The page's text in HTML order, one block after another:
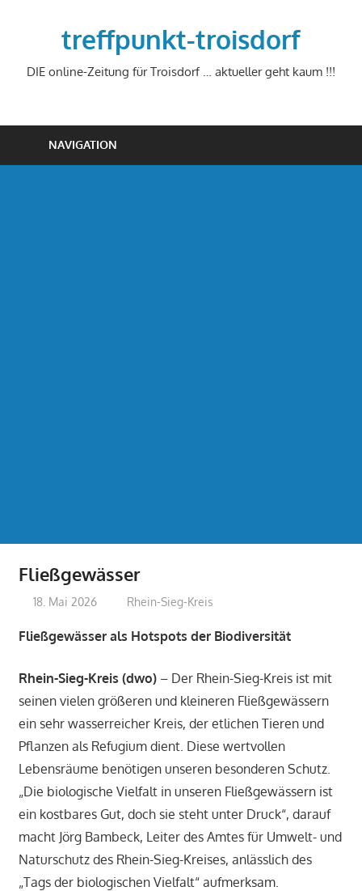
treffpunkt-troisdorf
DIE online-Zeitung für Troisdorf … aktueller geht kaum !!!
NAVIGATION
Fließgewässer
18. Mai 2026 treffpunkt
Rhein-Sieg-Kreis
Fließgewässer als Hotspots der Biodiversität
Rhein-Sieg-Kreis (dwo)– Der Rhein-Sieg-Kreis ist mit
seinen vielen größeren und kleineren Fließgewässern
ein sehr wasserreicher Kreis, der etlichen Tieren und
Pflanzen als Refugium dient. Diese wertvollen
Lebensräume benötigen unseren besonderen Schutz.
„Die biologische Vielfalt in unseren Fließgewässern ist
ein kostbares Gut, doch sie steht unter Druck“, darauf
macht Jörg Bambeck, Leiter des Amtes für Umwelt- und
Naturschutz des Rhein-Sieg-Kreises, anlässlich des
„Tags der biologischen Vielfalt“ aufmerksam.